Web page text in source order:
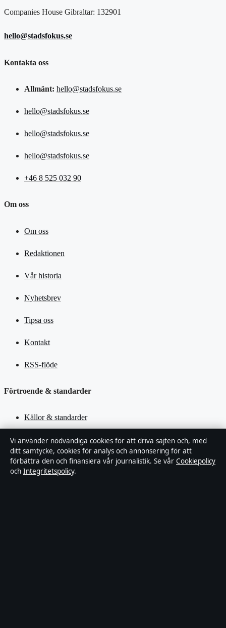
Companies House Gibraltar: 132901
hello@stadsfokus.se
Kontakta oss
Allmänt: hello@stadsfokus.se
hello@stadsfokus.se
hello@stadsfokus.se
hello@stadsfokus.se
+46 8 525 032 90
Om oss
Om oss
Redaktionen
Vår historia
Nyhetsbrev
Tipsa oss
Kontakt
RSS-flöde
Förtroende & standarder
Källor & standarder
Redaktionell policy
Rättelsepolicy
Vi använder nödvändiga cookies för att driva sajten och, med
ditt samtycke, cookies för analys och annonsering för att
förbättra den och finansiera vår journalistik. Se vår Cookiepolicy
och Integritetspolicy.